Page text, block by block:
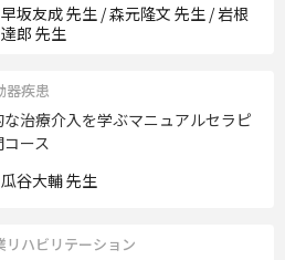
早坂友成 先生 / 森元隆文 先生 / 岩根
達郎 先生
器疾患
な治療介入を学ぶマニュアルセラピ
ース
瓜谷大輔 先生
リハビリテーション